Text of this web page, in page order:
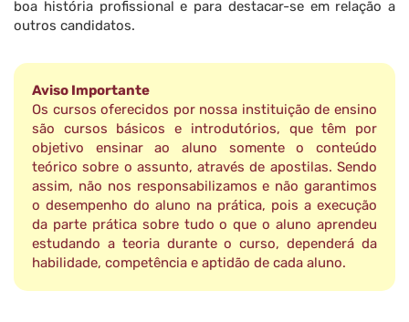
boa história profissional e para destacar-se em relação a
outros candidatos.
Aviso Importante
Os cursos oferecidos por nossa instituição de ensino
são cursos básicos e introdutórios, que têm por
objetivo ensinar ao aluno somente o conteúdo
teórico sobre o assunto, através de apostilas. Sendo
assim, não nos responsabilizamos e não garantimos
o desempenho do aluno na prática, pois a execução
da parte prática sobre tudo o que o aluno aprendeu
estudando a teoria durante o curso, dependerá da
habilidade, competência e aptidão de cada aluno.